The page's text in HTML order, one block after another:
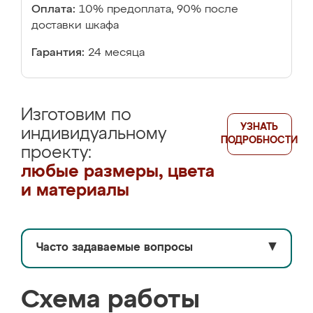
Оплата: 10% предоплата, 90% после
доставки шкафа
Гарантия: 24 месяца
Изготовим по
индивидуальному
проекту:
любые размеры, цвета
и материалы
УЗНАТЬ
ПОДРОБНОСТИ
Часто задаваемые вопросы ▼
Схема работы